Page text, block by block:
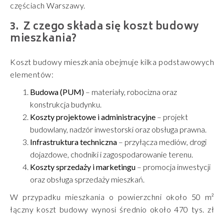
częściach Warszawy.
Z czego składa się koszt budowy
mieszkania?
Koszt budowy mieszkania obejmuje kilka podstawowych
elementów:
Budowa (PUM) – materiały, robocizna oraz
konstrukcja budynku.
Koszty projektowe i administracyjne – projekt
budowlany, nadzór inwestorski oraz obsługa prawna.
Infrastruktura techniczna – przyłącza mediów, drogi
dojazdowe, chodniki i zagospodarowanie terenu.
Koszty sprzedaży i marketingu – promocja inwestycji
oraz obsługa sprzedaży mieszkań.
W przypadku mieszkania o powierzchni około 50 m²
łączny koszt budowy wynosi średnio około 470 tys. zł